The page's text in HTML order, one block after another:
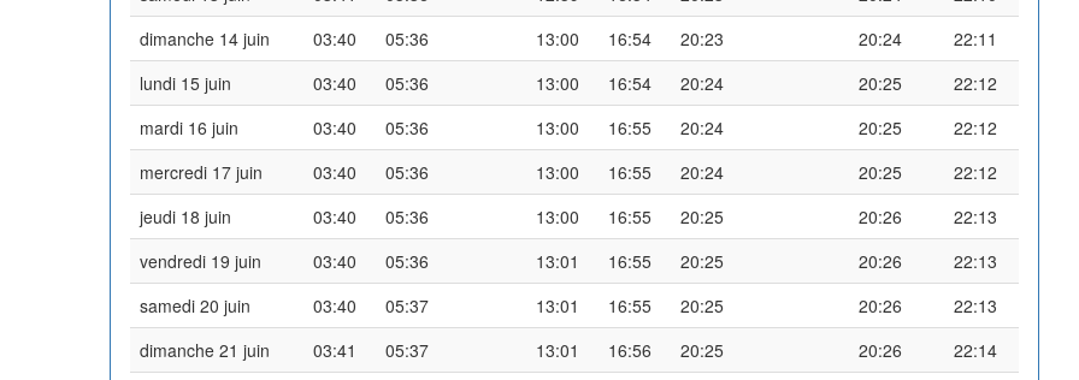
dimanche 14 juin
03:40 05:36 13:00 16:54 20:23 20:24
22:11
lundi 15 juin
03:40 05:36 13:00 16:54 20:24 20:25
22:12
mardi 16 juin
03:40 05:36 13:00 16:55 20:24 20:25
22:12
mercredi 17 juin
03:40 05:36 13:00 16:55 20:24 20:25
22:12
jeudi 18 juin
03:40 05:36 13:00 16:55 20:25 20:26
22:13
vendredi 19 juin
03:40 05:36 13:01 16:55 20:25 20:26
22:13
samedi 20 juin
03:40 05:37 13:01 16:55 20:25 20:26
22:13
dimanche 21 juin
03:41 05:37 13:01 16:56 20:25 20:26
22:14